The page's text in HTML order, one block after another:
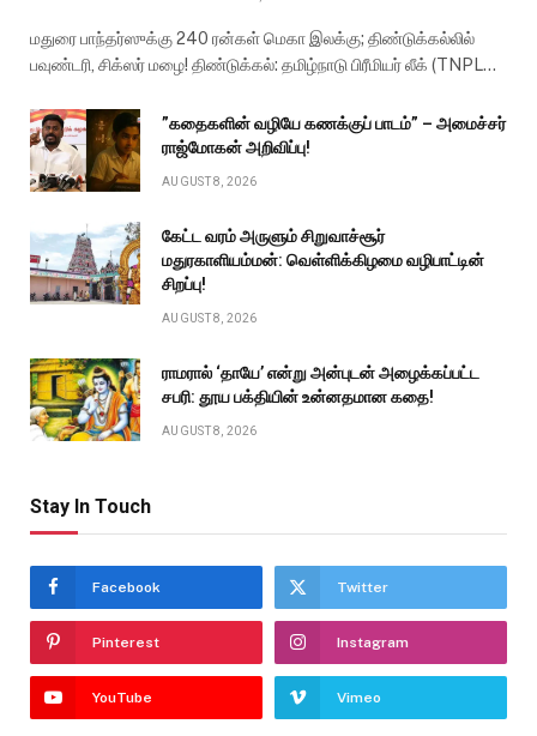
மதுரை பாந்தர்ஸுக்கு 240 ரன்கள் மெகா இலக்கு; திண்டுக்கல்லில்
பவுண்டரி, சிக்ஸர் மழை! திண்டுக்கல்: தமிழ்நாடு பிரீமியர் லீக் (TNPL…
”கதைகளின் வழியே கணக்குப் பாடம்” – அமைச்சர்
ராஜ்மோகன் அறிவிப்பு!
AUGUST 8, 2026
கேட்ட வரம் அருளும் சிறுவாச்சூர்
மதுரகாளியம்மன்: வெள்ளிக்கிழமை வழிபாட்டின்
சிறப்பு!
AUGUST 8, 2026
ராமரால் ‘தாயே’ என்று அன்புடன் அழைக்கப்பட்ட
சபரி: தூய பக்தியின் உன்னதமான கதை!
AUGUST 8, 2026
Stay In Touch
Facebook Twitter
Pinterest Instagram
YouTube Vimeo